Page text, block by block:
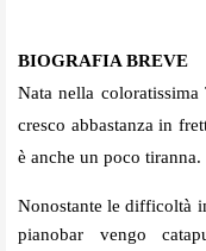
BIOGRAFIA BREVE
Nata nella
cresco abbastanza in
è anche un poco tiranna.
Nonostante le difficoltà
pianobar vengo